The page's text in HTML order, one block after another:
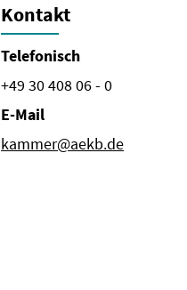
Kontakt
Telefonisch
+49 30 408 06 - 0
E-Mail
kammer@aekb.de